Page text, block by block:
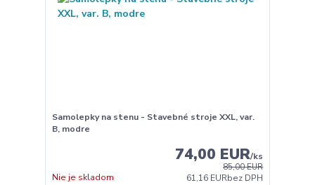
Samolepky na stenu - Stavebné stroje XXL, var.
B, modre
85,00 EUR
74,00 EUR/ks
61,16 EURbez DPH
Nie je skladom